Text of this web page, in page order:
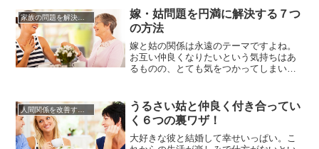
は存在するのでしょうか。姑にとっては
かわいい我が子である息子を奪った女。
嫁にとってはあれこれ当然のように口出
ししてくる赤の他人。上手くいく方...
家族の問題を解決する方法
嫁・姑問題を円満に解決する７つ
の方法
嫁と姑の関係は永遠のテーマですよね。
お互い仲良くなりたいという気持ちはあ
るものの、とても気をつかってしまい妙
ルを繰り広げていますが、現実ではそう
もいきませんから実際のところ相手の本
心はわかりません。探り探りの関係では
悩みは深くなるばかり。夫にも相談...
人間関係を改善する方法
うるさい姑と仲良く付き合ってい
く６つの裏ワザ！
大好きな彼と結婚して幸せいっぱい。こ